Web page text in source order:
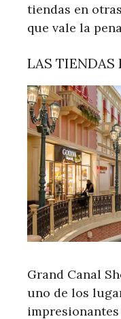
tiendas en
que vale la
LAS TIENDAS
Grand Canal
uno de los